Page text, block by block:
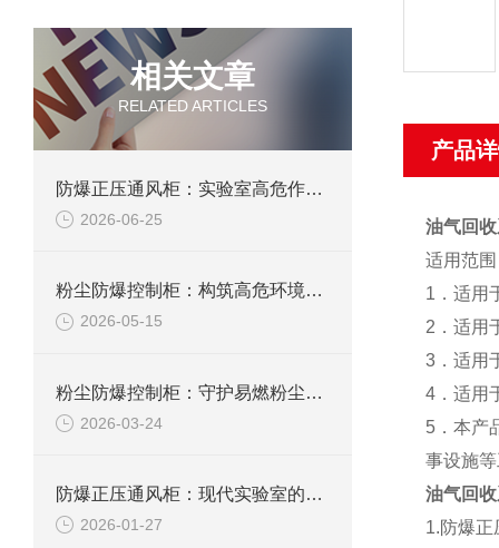
相关文章
RELATED ARTICLES
防爆正压通风柜：实验室高危作业的安全防护载体
2026-06-25
粉尘防爆控制柜：构筑高危环境下的电气安全屏障
2026-05-15
粉尘防爆控制柜：守护易燃粉尘环境下的电气安全
2026-03-24
防爆正压通风柜：现代实验室的安全屏障
2026-01-27
产品
油气回
适用范围
1．适用
2．适用
3．适用
4．适用
5．本产
事设施
油气回
1.防爆